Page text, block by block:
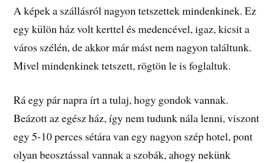
A képek a szállásról nagyon tetszettek mindenkinek. Ez
egy külön ház volt kerttel és medencével, igaz, kicsit a
város szélén, de akkor már mást nem nagyon találtunk.
Mivel mindenkinek tetszett, rögtön le is foglaltuk.
Rá egy pár napra írt a tulaj, hogy gondok vannak.
Beázott az egész ház, így nem tudunk nála lenni, viszont
egy 5-10 perces sétára van egy nagyon szép hotel, pont
olyan beosztással vannak a szobák, ahogy nekünk